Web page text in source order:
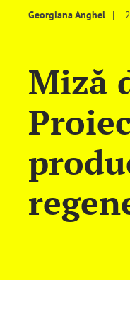
Georgiana Anghel
Miză